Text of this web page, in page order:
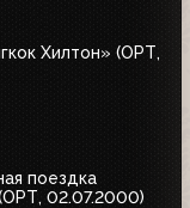
Хилтон» (ОРТ,
поездка
02.07.2000)